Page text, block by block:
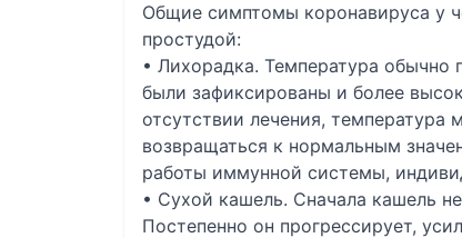
Общие симптомы коронавируса у
простудой:
• Лихорадка. Температура
были зафиксированы и более
отсутствии лечения, температура
возвращаться к нормальным
работы иммунной системы,
• Сухой кашель. Сначала кашель
Постепенно он прогрессирует,